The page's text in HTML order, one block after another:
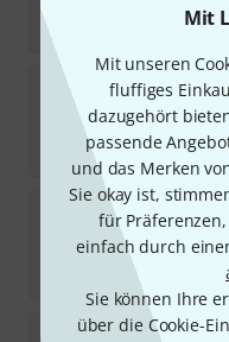
Mit
Mit unseren
fluffiges
dazugehört
passende
und das Merken
Sie okay ist,
für
einfach durch
Sie können Ihre
über die Cookie-
Sofort
CHF
Kala KA SB
299 CHF
KalaKA-
In 6–8
Kala